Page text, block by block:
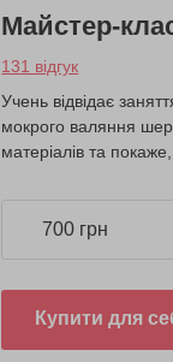
Майстер-
131 відгук
Учень відвідає
мокрого валяння
матеріалів та
700 грн
Купити для